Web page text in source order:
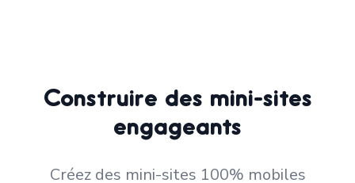
Construire des mini-sites
engageants
Créez des mini-sites 100% mobiles